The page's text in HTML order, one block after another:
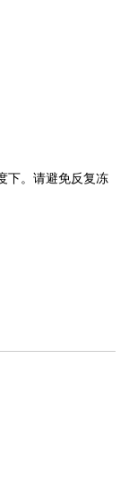
下。请避免反复冻